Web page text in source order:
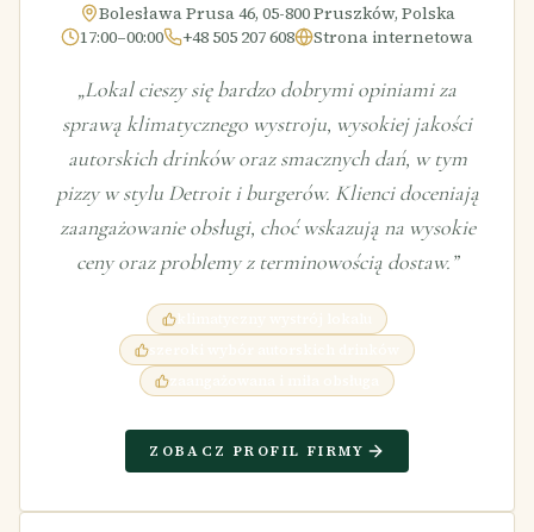
Bolesława Prusa 46, 05-800 Pruszków, Polska
17:00–00:00
+48 505 207 608 Strona internetowa
„Lokal cieszy się bardzo dobrymi opiniami za
sprawą klimatycznego wystroju, wysokiej jakości
autorskich drinków oraz smacznych dań, w tym
pizzy w stylu Detroit i burgerów. Klienci doceniają
zaangażowanie obsługi, choć wskazują na wysokie
ceny oraz problemy z terminowością dostaw.”
ZOBACZ PROFIL FIRMY